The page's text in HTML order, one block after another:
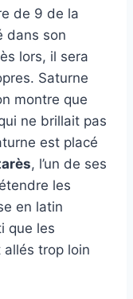
de 9 de la
dans son
lors, il sera
Saturne
montre que
ne brillait pas
est placé
, l’un de ses
les
en latin
que les
allés trop loin